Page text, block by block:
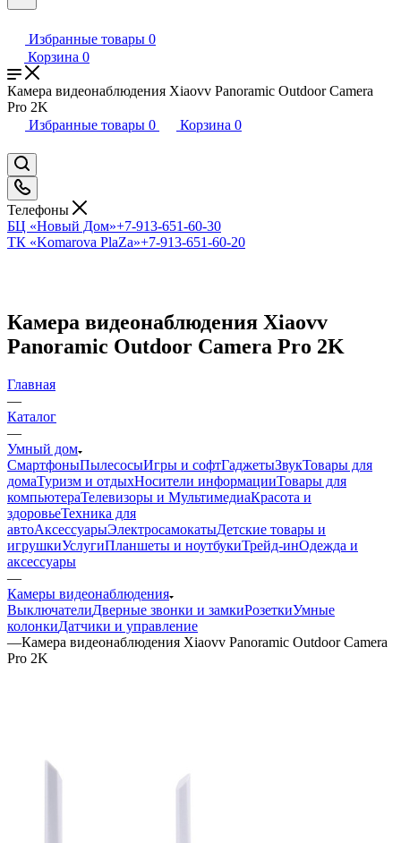
Избранные товары 0
Корзина 0
Камера видеонаблюдения Xiaovv Panoramic Outdoor Camera
Pro 2K
Избранные товары 0 Корзина 0
Телефоны
БЦ «Новый Дом»+7-913-651-60-30
ТК «Komarova PlaZa»+7-913-651-60-20
Камера видеонаблюдения Xiaovv
Panoramic Outdoor Camera Pro 2K
Главная
—
Каталог
—
Умный дом
СмартфоныПылесосыИгры и софтГаджетыЗвукТовары для
домаТуризм и отдыхНосители информацииТовары для
компьютераТелевизоры и МультимедиаКрасота и
здоровьеТехника для
автоАксессуарыЭлектросамокатыДетские товары и
игрушкиУслугиПланшеты и ноутбукиТрейд-инОдежда и
аксессуары
—
Камеры видеонаблюдения
ВыключателиДверные звонки и замкиРозеткиУмные
колонкиДатчики и управление
—Камера видеонаблюдения Xiaovv Panoramic Outdoor Camera
Pro 2K